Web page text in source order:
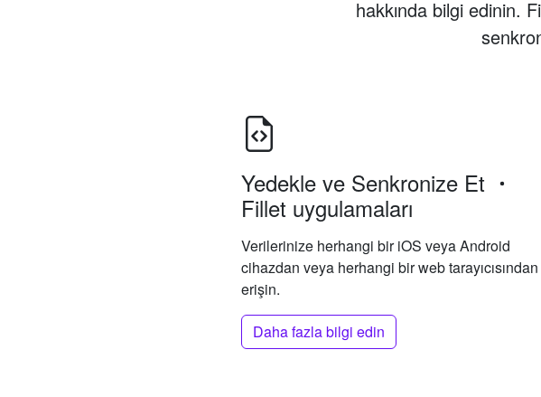
hakkında bilgi edinin.
Yedekle ve Senkronize Et
Fillet uygulamaları
Verilerinize herhangi bir iOS veya Android
cihazdan veya herhangi bir web tarayıcısından
erişin.
Daha fazla bilgi edin